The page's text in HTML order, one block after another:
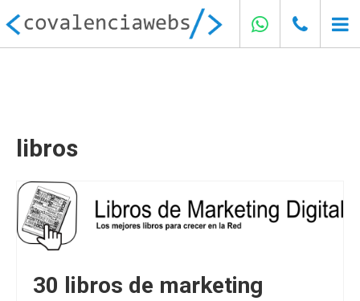
libros
30 libros de marketing